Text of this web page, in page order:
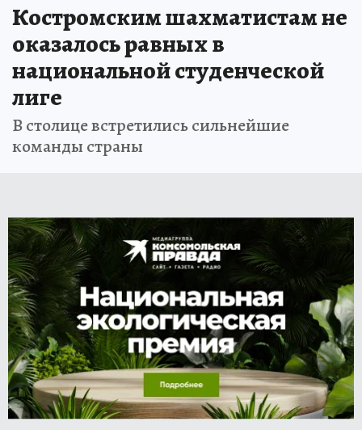
Костромским шахматистам не
оказалось равных в
национальной студенческой
лиге
В столице встретились сильнейшие
команды страны